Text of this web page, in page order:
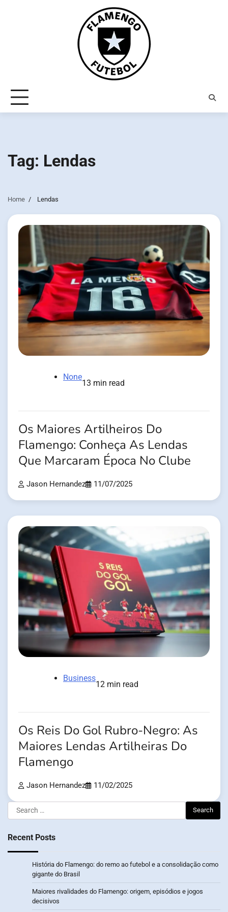
Tag: Lendas
Home Lendas
None
13 min read
Os Maiores Artilheiros Do
Flamengo: Conheça As Lendas
Que Marcaram Época No Clube
Jason Hernandez 11/07/2025
Business
12 min read
Os Reis Do Gol Rubro-Negro: As
Maiores Lendas Artilheiras Do
Flamengo
Jason Hernandez 11/02/2025
Search
for:
Recent Posts
História do Flamengo: do remo ao futebol e a consolidação como
gigante do Brasil
Maiores rivalidades do Flamengo: origem, episódios e jogos
decisivos